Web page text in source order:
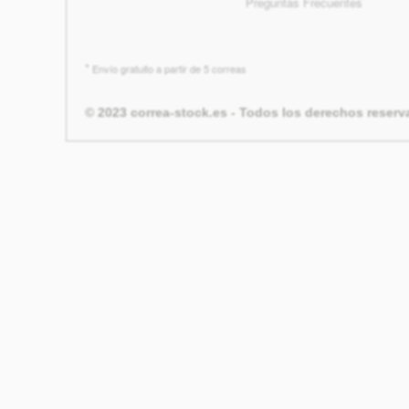
* Envío gratuito a partir de 5 correas
© 2023 correa-stock.es - Todos los derechos